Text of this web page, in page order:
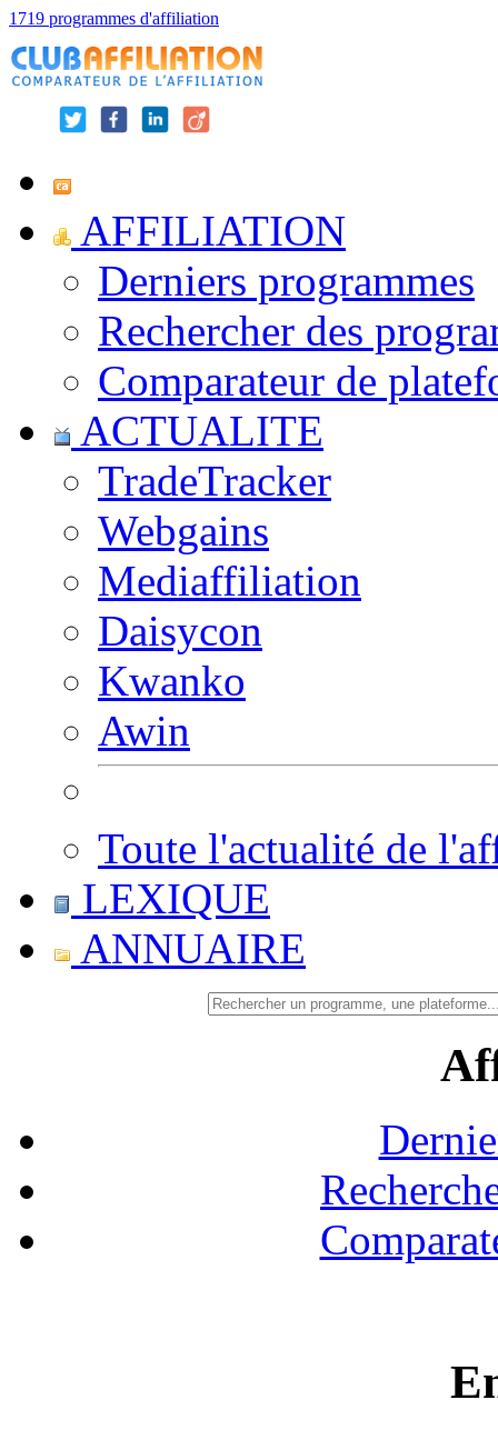
1719 programmes d'affiliation
AFFILIATION
Derniers programmes
Rechercher des
Comparateur de
ACTUALITE
TradeTracker
Webgains
Mediaffiliation
Daisycon
Kwanko
Awin
Toute l'actualité de
LEXIQUE
ANNUAIRE